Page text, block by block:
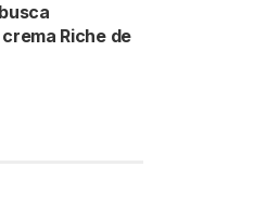
Riche de